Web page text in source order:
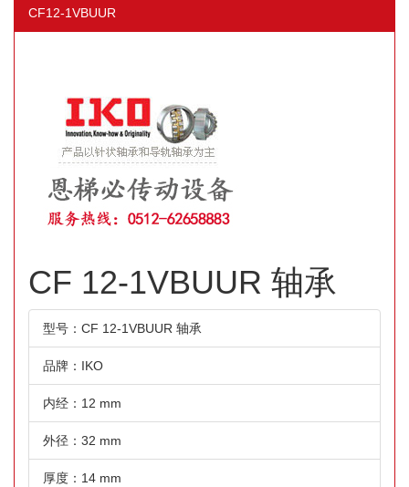
CF12-1VBUUR
CF 12-1VBUUR 轴承
型号：CF 12-1VBUUR 轴承
品牌：IKO
内经：12 mm
外径：32 mm
厚度：14 mm